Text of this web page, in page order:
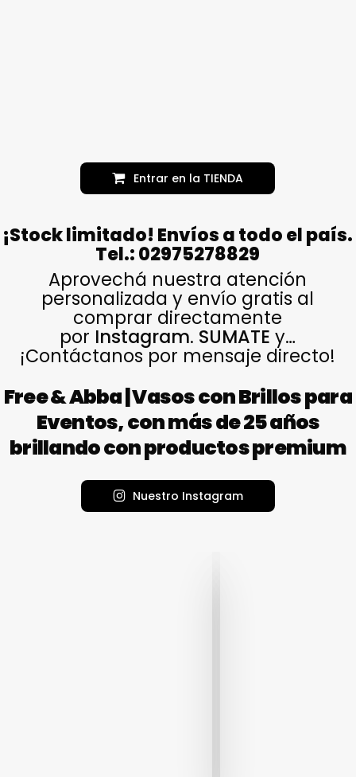
Entrar en la TIENDA
¡Stock limitado! Envíos a todo el país.
Tel.: 02975278829
Aprovechá nuestra atención
personalizada y envío gratis al
comprar directamente
por Instagram. SUMATE y…
¡Contáctanos por mensaje directo!
Free & Abba | Vasos con Brillos para
Eventos, con más de 25 años
brillando con productos premium
Nuestro Instagram